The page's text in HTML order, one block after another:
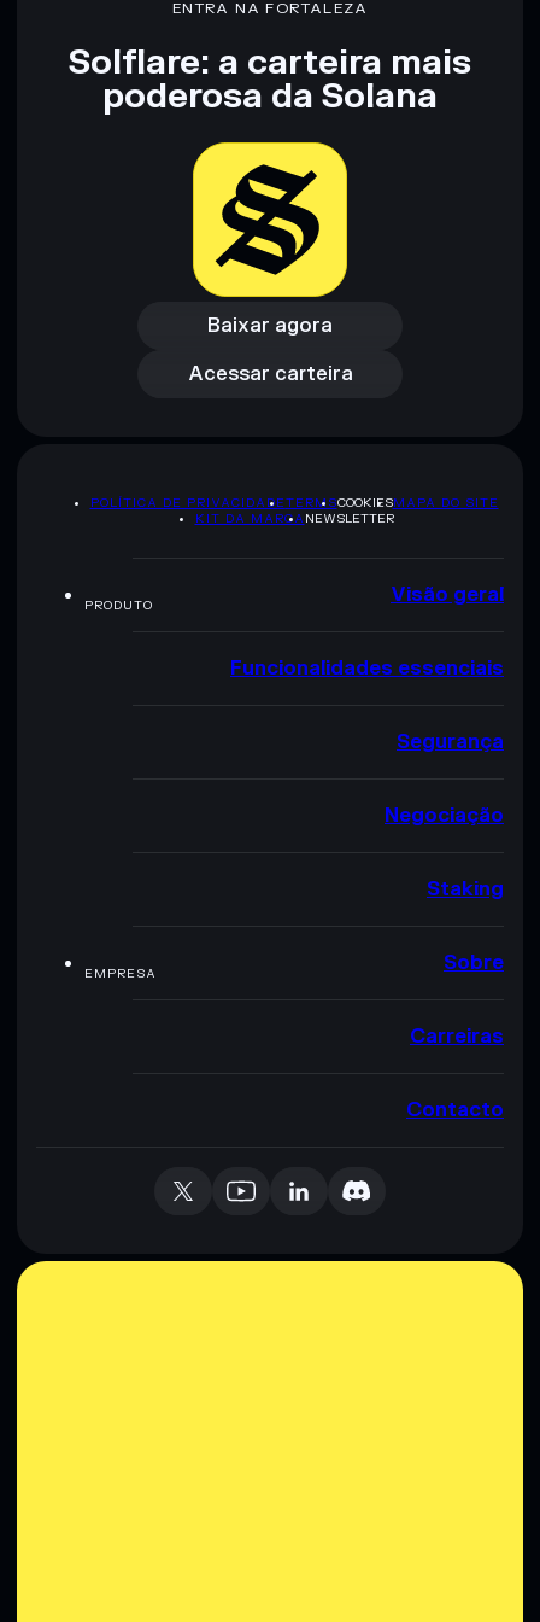
Aviso legal: Esta informação é apenas para fins educativos e
não constitui aconselhamento financeiro. Faz sempre a tua
ENTRA NA FORTALEZA
Solflare: a carteira mais
poderosa da Solana
Baixar agora
Baixar agora
Acessar carteira
Acessar carteira
POLÍTICA DE PRIVACIDADETERMSCOOKIESMAPA DO SITE
KIT DA MARCA NEWSLETTER
PRODUTO Visão geral
Funcionalidades essenciais
Segurança
Negociação
Staking
EMPRESA Sobre
Carreiras
Contacto